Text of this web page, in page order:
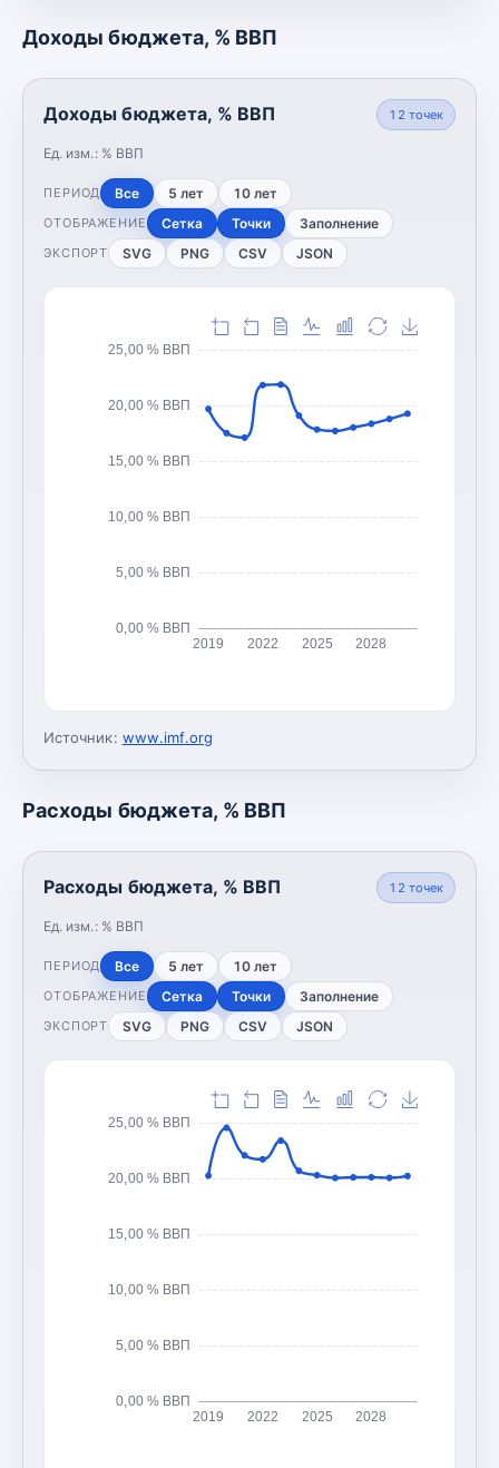
Доходы бюджета, % ВВП
Доходы бюджета, % ВВП
Ед. изм.: % ВВП
12 точек
ПЕРИОД Все 5 лет 10 лет
ОТОБРАЖЕНИЕ Сетка Точки Заполнение
ЭКСПОРТ SVG PNG CSV JSON
0,00 % ВВП
5,00 % ВВП
10,00 % ВВП
15,00 % ВВП
20,00 % ВВП
25,00 % ВВП
2019 2022 2025 2028
Источник: www.imf.org
Расходы бюджета, % ВВП
Расходы бюджета, % ВВП
Ед. изм.: % ВВП
12 точек
ПЕРИОД Все 5 лет 10 лет
ОТОБРАЖЕНИЕ Сетка Точки Заполнение
ЭКСПОРТ SVG PNG CSV JSON
0,00 % ВВП
5,00 % ВВП
10,00 % ВВП
15,00 % ВВП
20,00 % ВВП
25,00 % ВВП
2019 2022 2025 2028